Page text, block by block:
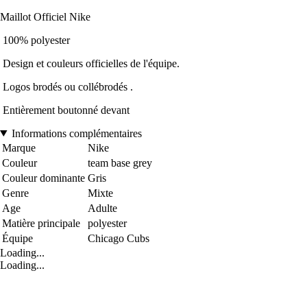
Maillot Officiel Nike
100% polyester
Design et couleurs officielles de l'équipe.
Logos brodés ou collébrodés .
Entièrement boutonné devant
Informations complémentaires
Marque
Nike
Couleur
team base grey
Couleur dominante Gris
Genre
Mixte
Age
Adulte
Matière principale
polyester
Équipe
Chicago Cubs
Loading...
Loading...